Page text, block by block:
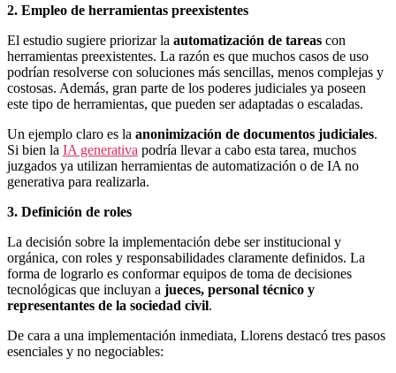
2. Empleo de herramientas preexistentes
El estudio sugiere priorizar la automatización de tareas con
herramientas preexistentes. La razón es que muchos casos de uso
podrían resolverse con soluciones más sencillas, menos complejas y
costosas. Además, gran parte de los poderes judiciales ya poseen
este tipo de herramientas, que pueden ser adaptadas o escaladas.
Un ejemplo claro es la anonimización de documentos judiciales.
Si bien la IA generativa podría llevar a cabo esta tarea, muchos
juzgados ya utilizan herramientas de automatización o de IA no
generativa para realizarla.
3. Definición de roles
La decisión sobre la implementación debe ser institucional y
orgánica, con roles y responsabilidades claramente definidos. La
forma de lograrlo es conformar equipos de toma de decisiones
tecnológicas que incluyan a jueces, personal técnico y
representantes de la sociedad civil.
De cara a una implementación inmediata, Llorens destacó tres pasos
esenciales y no negociables: